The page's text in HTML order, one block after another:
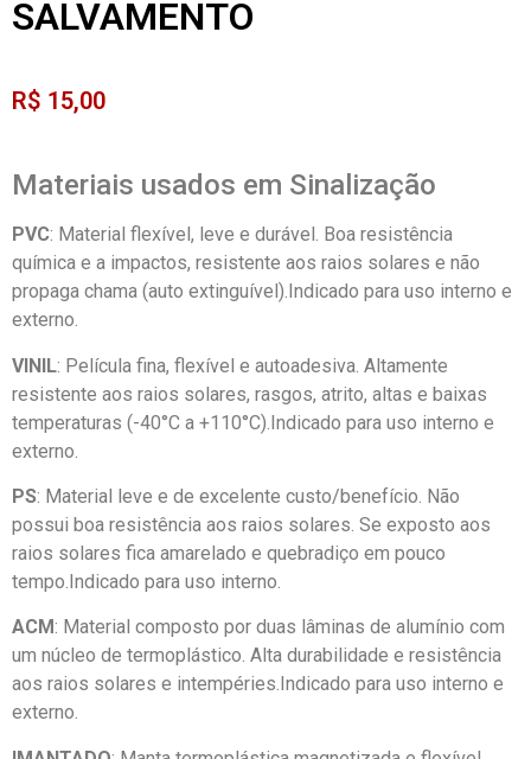
SALVAMENTO
R$ 15,00
Materiais usados em Sinalização
PVC: Material flexível, leve e durável. Boa resistência
química e a impactos, resistente aos raios solares e não
propaga chama (auto extinguível).Indicado para uso interno e
externo.
VINIL: Película fina, flexível e autoadesiva. Altamente
resistente aos raios solares, rasgos, atrito, altas e baixas
temperaturas (-40°C a +110°C).Indicado para uso interno e
externo.
PS: Material leve e de excelente custo/benefício. Não
possui boa resistência aos raios solares. Se exposto aos
raios solares fica amarelado e quebradiço em pouco
tempo.Indicado para uso interno.
ACM: Material composto por duas lâminas de alumínio com
um núcleo de termoplástico. Alta durabilidade e resistência
aos raios solares e intempéries.Indicado para uso interno e
externo.